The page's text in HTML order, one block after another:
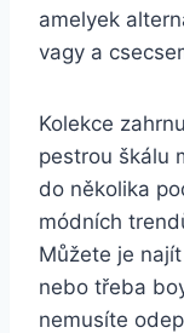
amelyek
vagy a
Kolekce
pestrou škálu
do několika
módních
Můžete je
nebo třeba
nemusíte